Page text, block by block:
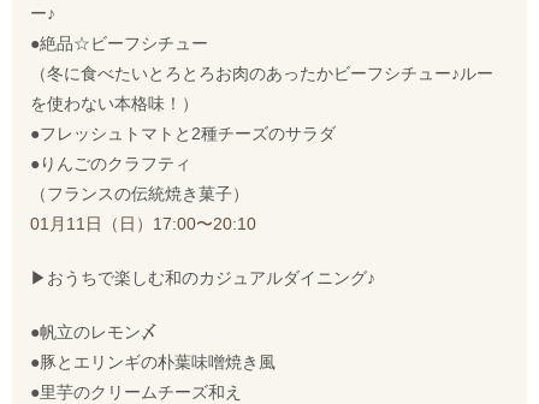
ー♪
●絶品☆ビーフシチュー
（冬に食べたいとろとろお肉のあったかビーフシチュー♪ルー
を使わない本格味！）
●フレッシュトマトと2種チーズのサラダ
●りんごのクラフティ
（フランスの伝統焼き菓子）
01月11日（日）17:00〜20:10
▶︎おうちで楽しむ和のカジュアルダイニング♪
●帆立のレモン〆
●豚とエリンギの朴葉味噌焼き風
●里芋のクリームチーズ和え